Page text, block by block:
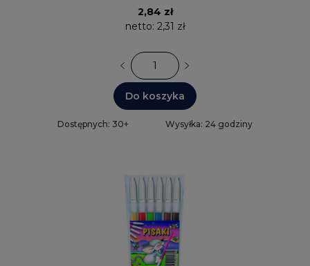
2,84 zł
netto: 2,31 zł
Do koszyka
Dostępnych: 30+ Wysyłka: 24 godziny